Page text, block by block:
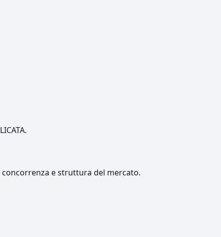
e struttura del mercato.